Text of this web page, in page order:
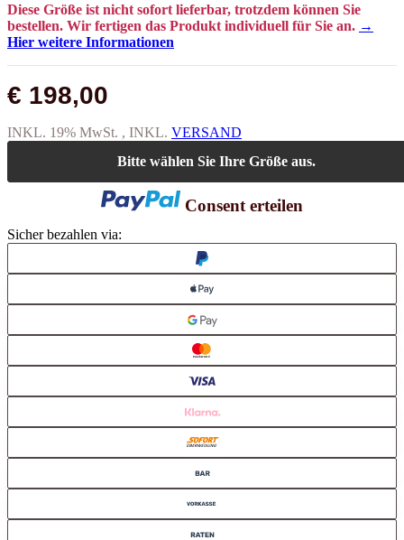
Diese Größe ist nicht sofort lieferbar, trotzdem können Sie
bestellen. Wir fertigen das Produkt individuell für Sie an. →
Hier weitere Informationen
€ 198,00
INKL. 19% MwSt. , INKL. VERSAND
Bitte wählen Sie Ihre Größe aus.
Consent erteilen
Sicher bezahlen via: